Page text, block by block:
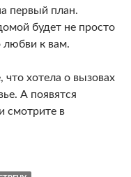
первый план.
будет не просто
любви к вам.
что хотела о вызовах
А появятся
смотрите в